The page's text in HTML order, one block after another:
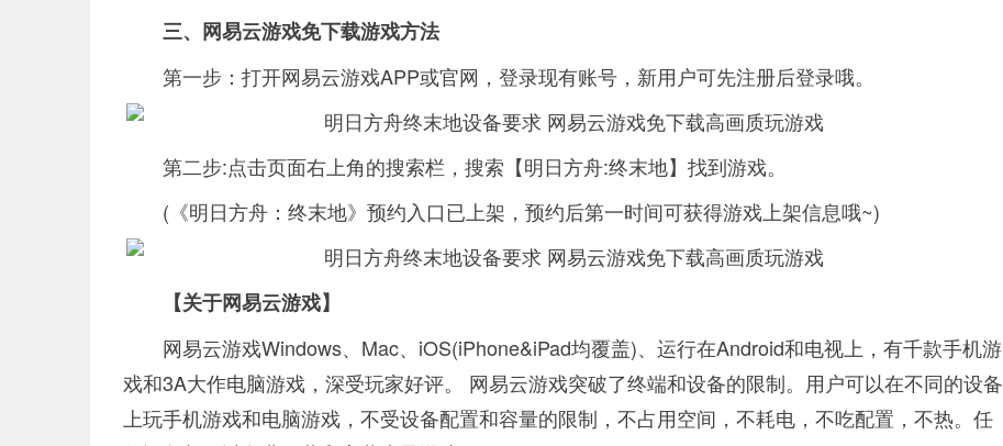
三、网易云游戏免下载游戏方法
第一步：打开网易云游戏APP或官网，登录现有账号，新用户可先注册后登录哦。
第二步:点击页面右上角的搜索栏，搜索【明日方舟:终末地】找到游戏。
(《明日方舟：终末地》预约入口已上架，预约后第一时间可获得游戏上架信息哦~)
【关于网易云游戏】
网易云游戏Windows、Mac、iOS(iPhone&iPad均覆盖)、运行在Android和电视上，有千款手机游
戏和3A大作电脑游戏，深受玩家好评。 网易云游戏突破了终端和设备的限制。用户可以在不同的设备
上玩手机游戏和电脑游戏，不受设备配置和容量的限制，不占用空间，不耗电，不吃配置，不热。任